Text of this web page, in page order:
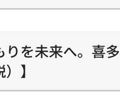
りを未来へ。喜
】